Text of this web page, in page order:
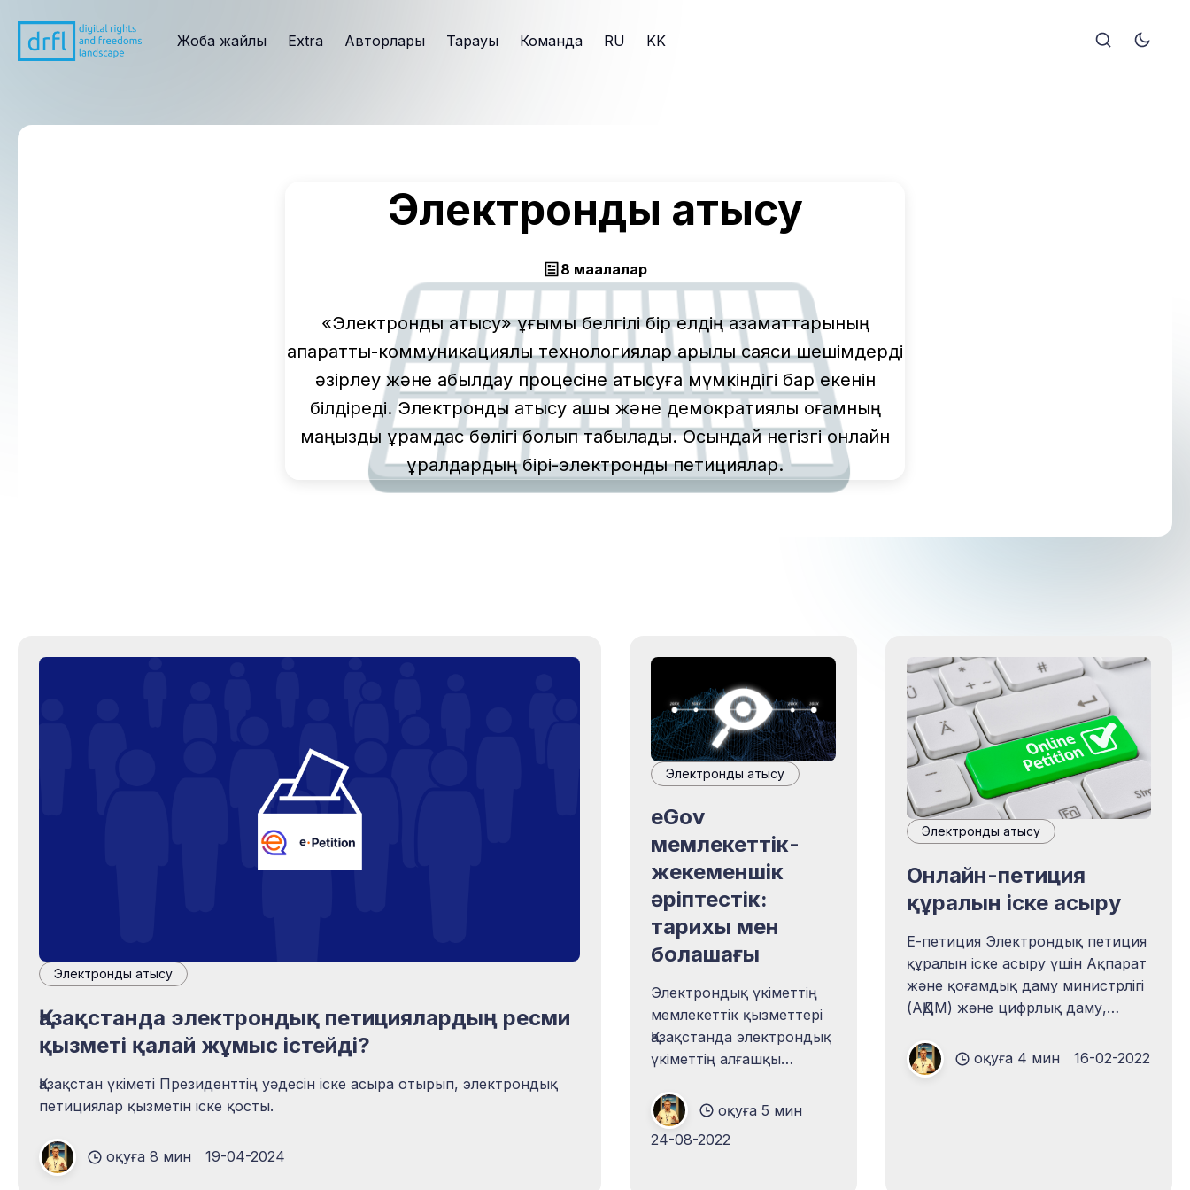
Жоба жайлы Extra Авторлары Тарауы Команда RU KK
Электрондық қатысу
8 мақалалар
«Электрондық қатысу» ұғымы белгілі бір елдің азаматтарының
ақпараттық-коммуникациялық технологиялар арқылы саяси шешімдерді
әзірлеу және қабылдау процесіне қатысуға мүмкіндігі бар екенін
білдіреді. Электрондық қатысу ашық және демократиялық қоғамның
маңызды құрамдас бөлігі болып табылады. Осындай негізгі онлайн
құралдардың бірі-электрондық петициялар.
Электрондық қатысу
Қазақстанда электрондық петициялардың ресми
қызметі қалай жұмыс істейді?
Қазақстан үкіметі Президенттің уәдесін іске асыра отырып, электрондық
петициялар қызметін іске қосты.
оқуға 8 мин 19-04-2024
Электрондық қатысу
eGov
мемлекеттік-
жекеменшік
әріптестік:
тарихы мен
болашағы
Электрондық үкіметтің
мемлекеттік қызметтері
Қазақстанда электрондық
үкіметтің алғашқы
сәттен бастап мемлекет
ресми құрылымдар
ұсынған мүмкіндіктерді
оқуға 5 мин
24-08-2022
Электрондық қатысу
Онлайн-петиция
құралын іске асыру
Е-петиция Электрондық петиция
құралын іске асыру үшін Ақпарат
және қоғамдық даму министрлігі
(АҚДМ) және цифрлық даму,
өнеркәсібі министрлігі (ЦДИАӨМ)
«Е-петицияның бірыңғай онлайн-
оқуға 4 мин 16-02-2022